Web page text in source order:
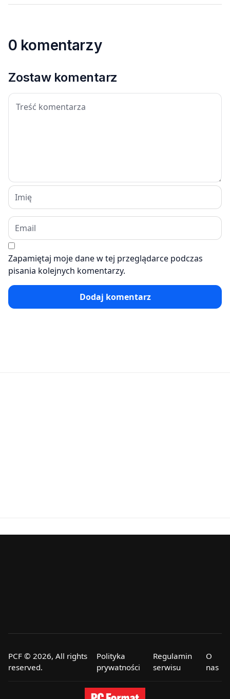
0 komentarzy
Zostaw komentarz
Zapamiętaj moje dane w tej przeglądarce podczas
pisania kolejnych komentarzy.
Dodaj komentarz
PCF © 2026, All rights
reserved.
Polityka
prywatności
Regulamin
serwisu
O
nas